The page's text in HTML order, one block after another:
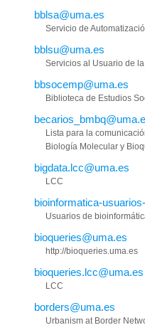
bblsa@uma.es
Servicio de
bblsu@uma.es
Servicios al Usuario de
bbsocemp@uma.es
Biblioteca de Estudios
Lista para la
Biología Molecular y
bigdata.lcc@uma.es
LCC
bioinformatica-
Usuarios de
bioqueries@uma.es
http://bioqueries.uma.es
bioqueries.lcc@uma.es
LCC
borders@uma.es
Urbanism at Border